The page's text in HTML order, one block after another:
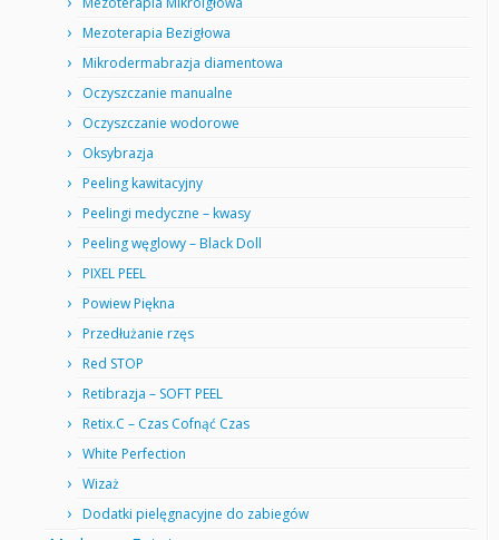
Mezoterapia Bezigłowa
Mikrodermabrazja diamentowa
Oczyszczanie manualne
Oczyszczanie wodorowe
Oksybrazja
Peeling kawitacyjny
Peelingi medyczne – kwasy
Peeling węglowy – Black Doll
PIXEL PEEL
Powiew Piękna
Przedłużanie rzęs
Red STOP
Retibrazja – SOFT PEEL
Retix.C – Czas Cofnąć Czas
White Perfection
Wizaż
Dodatki pielęgnacyjne do zabiegów